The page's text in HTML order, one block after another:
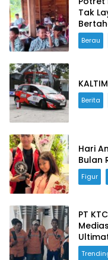
Tak
Berau
Berita
Hari
Bulan
Figur
PT